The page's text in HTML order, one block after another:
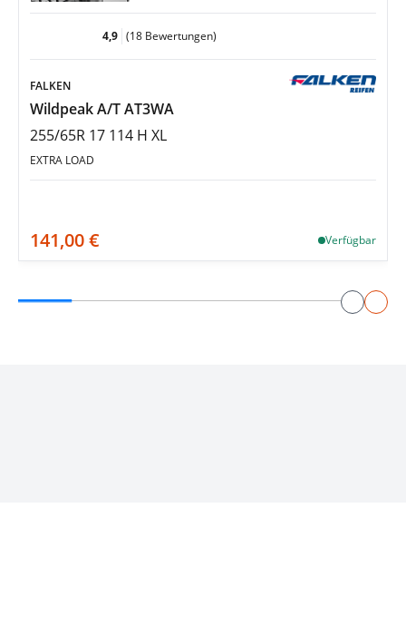
4,9 (18 Bewertungen)
FALKEN
Wildpeak A/T AT3WA
255/65R 17 114 H XL
EXTRA LOAD
141,00 € Verfügbar